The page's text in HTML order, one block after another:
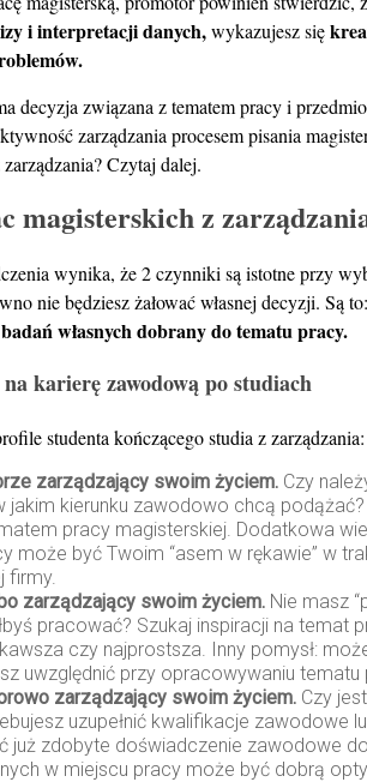
i interpretacji danych,wykazujesz się
decyzja związana z tematem pracy i
zarządzania procesem pisania
Czytaj dalej.
magisterskich z
wynika, że 2 czynniki są istotne przy
nie będziesz żałować własnej decyzji. Są to:
własnych dobrany do tematu pracy.
na karierę zawodową po studiach
studenta kończącego studia z zarządzania:
zarządzający swoim życiem. Czy
jakim kierunku zawodowo chcą
pracy magisterskiej. Dodatkowa
może być Twoim “asem w rękawie” w
firmy.
zarządzający swoim życiem. Nie masz
pracować? Szukaj inspiracji na temat
czy najprostsza. Inny pomysł:
uwzględnić przy opracowywaniu tematu
zarządzający swoim życiem. Czy
uzupełnić kwalifikacje zawodowe
już zdobyte doświadczenie zawodowe
w miejscu pracy może być dobrą